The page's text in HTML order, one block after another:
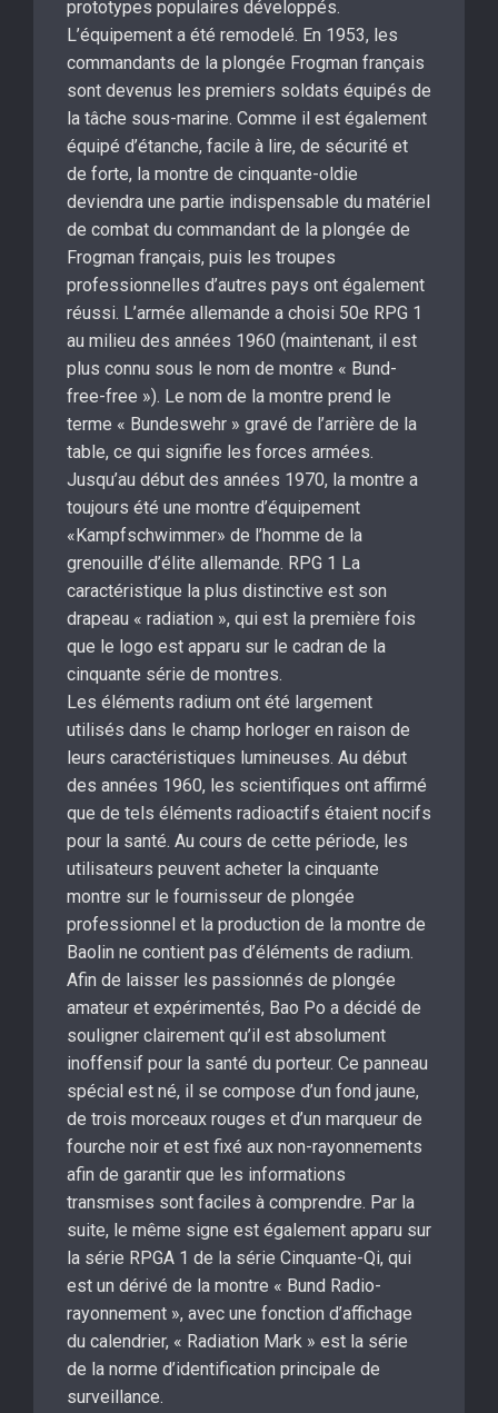
prototypes populaires développés.
L’équipement a été remodelé. En 1953, les
commandants de la plongée Frogman français
sont devenus les premiers soldats équipés de
la tâche sous-marine. Comme il est également
équipé d’étanche, facile à lire, de sécurité et
de forte, la montre de cinquante-oldie
deviendra une partie indispensable du matériel
de combat du commandant de la plongée de
Frogman français, puis les troupes
professionnelles d’autres pays ont également
réussi. L’armée allemande a choisi 50e RPG 1
au milieu des années 1960 (maintenant, il est
plus connu sous le nom de montre « Bund-
free-free »). Le nom de la montre prend le
terme « Bundeswehr » gravé de l’arrière de la
table, ce qui signifie les forces armées.
Jusqu’au début des années 1970, la montre a
toujours été une montre d’équipement
«Kampfschwimmer» de l’homme de la
grenouille d’élite allemande. RPG 1 La
caractéristique la plus distinctive est son
drapeau « radiation », qui est la première fois
que le logo est apparu sur le cadran de la
cinquante série de montres.
Les éléments radium ont été largement
utilisés dans le champ horloger en raison de
leurs caractéristiques lumineuses. Au début
des années 1960, les scientifiques ont affirmé
que de tels éléments radioactifs étaient nocifs
pour la santé. Au cours de cette période, les
utilisateurs peuvent acheter la cinquante
montre sur le fournisseur de plongée
professionnel et la production de la montre de
Baolin ne contient pas d’éléments de radium.
Afin de laisser les passionnés de plongée
amateur et expérimentés, Bao Po a décidé de
souligner clairement qu’il est absolument
inoffensif pour la santé du porteur. Ce panneau
spécial est né, il se compose d’un fond jaune,
de trois morceaux rouges et d’un marqueur de
fourche noir et est fixé aux non-rayonnements
afin de garantir que les informations
transmises sont faciles à comprendre. Par la
suite, le même signe est également apparu sur
la série RPGA 1 de la série Cinquante-Qi, qui
est un dérivé de la montre « Bund Radio-
rayonnement », avec une fonction d’affichage
du calendrier, « Radiation Mark » est la série
de la norme d’identification principale de
surveillance.